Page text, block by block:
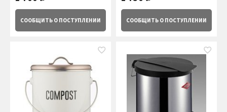
СООБЩИТЬ О ПОСТУПЛЕНИИ СООБЩИТЬ О ПОСТУПЛЕНИИ